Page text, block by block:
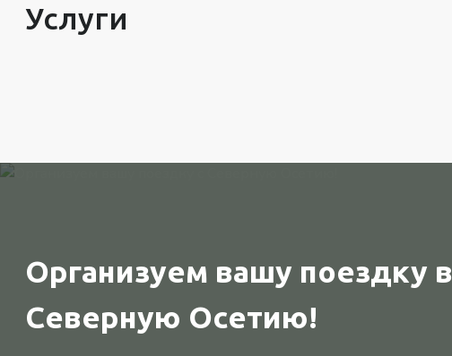
Услуги
Организуем вашу поездку в
Северную Осетию!